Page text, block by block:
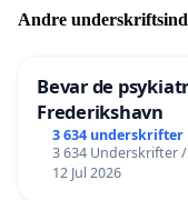
Andre
Bevar de
Frederikshavn
3 634 underskrifter
3 634 Underskrifter
12 Jul 2026